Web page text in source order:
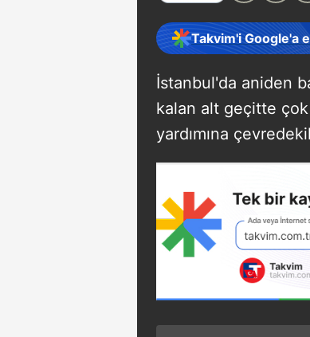
Takvim'i Google'a
İstanbul'da aniden
kalan alt geçitte çok
yardımına